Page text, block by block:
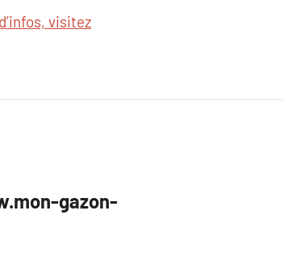
visitez
gazon-